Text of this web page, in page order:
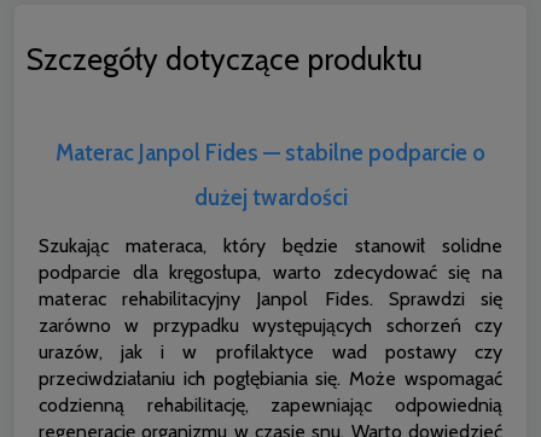
Szczegóły dotyczące produktu
Materac Janpol Fides — stabilne podparcie o
dużej twardości
Szukając materaca, który będzie stanowił solidne
podparcie dla kręgosłupa, warto zdecydować się na
materac rehabilitacyjny Janpol Fides. Sprawdzi się
zarówno w przypadku występujących schorzeń czy
urazów, jak i w profilaktyce wad postawy czy
przeciwdziałaniu ich pogłębiania się. Może wspomagać
codzienną rehabilitację, zapewniając odpowiednią
regenerację organizmu w czasie snu. Warto dowiedzieć